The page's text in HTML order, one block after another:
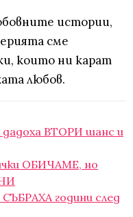
истории,
сме
които ни карат
любов.
дадоха ВТОРИ шанс и
ОБИЧАМЕ, но
СЪБРАХА години след